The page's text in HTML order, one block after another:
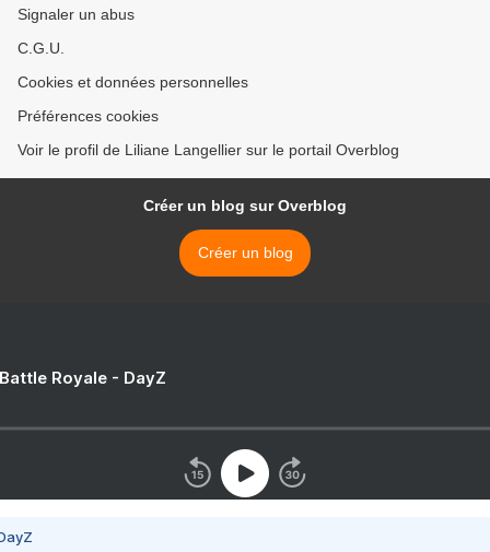
Signaler un abus
C.G.U.
Cookies et données personnelles
Préférences cookies
Voir le profil de Liliane Langellier sur le portail Overblog
Créer un blog sur Overblog
Créer un blog
Royale - DayZ